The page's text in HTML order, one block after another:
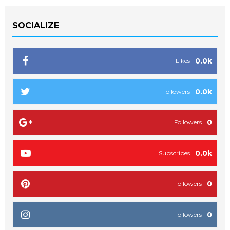
SOCIALIZE
0.0k
Likes
0.0k
Followers
0
Followers
0.0k
Subscribes
0
Followers
0
Followers